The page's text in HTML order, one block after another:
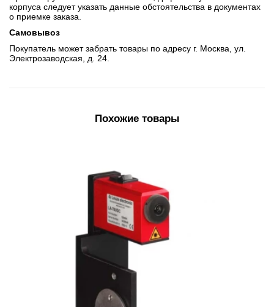
корпуса следует указать данные обстоятельства в документах
о приемке заказа.
Самовывоз
Покупатель может забрать товары по адресу г. Москва, ул.
Электрозаводская, д. 24.
Похожие товары